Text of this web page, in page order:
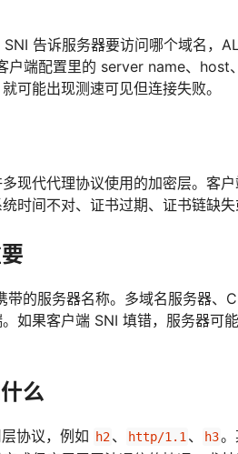
告诉服务器要访问哪个域名，
户端配置里的 server name、
可能出现测速可见但连接失败。
现代代理协议使用的加密层。客
时间不对、证书过期、证书链缺
带的服务器名称。多域名服务器、
如果客户端 SNI 填错，服务器可
么
协议，例如 h2、 http/1.1 、 h3